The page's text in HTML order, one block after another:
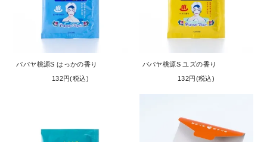
パパヤ桃源S はっかの香り
132円(税込)
パパヤ桃源S ユズの香り
132円(税込)